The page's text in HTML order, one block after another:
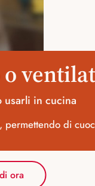
in cucina
di
ora